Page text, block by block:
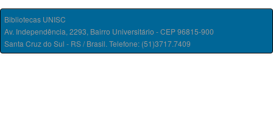
Bibliotecas UNISC
Av. Independência, 2293, Bairro Universitário - CEP 96815-900
Santa Cruz do Sul - RS / Brasil. Telefone: (51)3717.7409